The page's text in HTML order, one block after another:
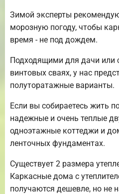
Зимой эксперты
морозную погоду, чтобы
время - не под дождем.
Подходящими для дачи или
винтовых сваях, у нас
полуторатажные варианты.
Если вы собираетесь жить
надежные и очень теплые
одноэтажные коттеджи и
ленточных фундаментах.
Существует 2 размера
Каркасные дома с
получаются дешевле, но не